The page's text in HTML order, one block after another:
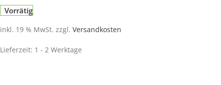
Vorrätig
inkl. 19 % MwSt. zzgl. Versandkosten
Lieferzeit: 1 - 2 Werktage